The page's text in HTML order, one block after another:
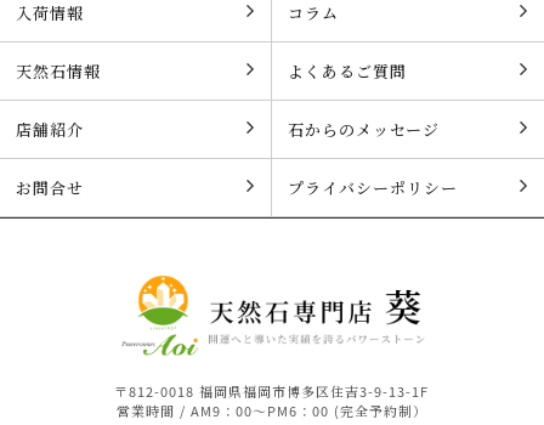
入荷情報 コラム
天然石情報 よくあるご質問
店舗紹介 石からのメッセージ
お問合せ プライバシーポリシー
〒812-0018 福岡県福岡市博多区住吉3-9-13-1F
営業時間 / AM9：00～PM6：00 (完全予約制）